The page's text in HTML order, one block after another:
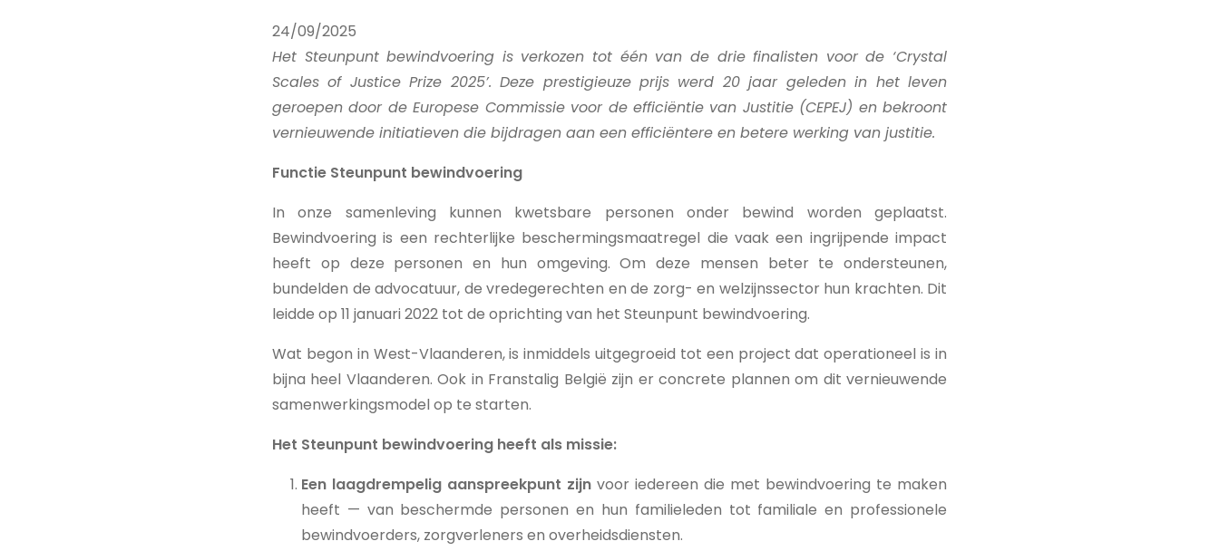
24/09/2025
Het Steunpunt bewindvoering is verkozen tot één van de drie finalisten voor de ‘Crystal
Scales of Justice Prize 2025’. Deze prestigieuze prijs werd 20 jaar geleden in het leven
geroepen door de Europese Commissie voor de efficiëntie van Justitie (CEPEJ) en bekroont
vernieuwende initiatieven die bijdragen aan een efficiëntere en betere werking van justitie.
Functie Steunpunt bewindvoering
In onze samenleving kunnen kwetsbare personen onder bewind worden geplaatst.
Bewindvoering is een rechterlijke beschermingsmaatregel die vaak een ingrijpende impact
heeft op deze personen en hun omgeving. Om deze mensen beter te ondersteunen,
bundelden de advocatuur, de vredegerechten en de zorg- en welzijnssector hun krachten. Dit
leidde op 11 januari 2022 tot de oprichting van het Steunpunt bewindvoering.
Wat begon in West-Vlaanderen, is inmiddels uitgegroeid tot een project dat operationeel is in
bijna heel Vlaanderen. Ook in Franstalig België zijn er concrete plannen om dit vernieuwende
samenwerkingsmodel op te starten.
Het Steunpunt bewindvoering heeft als missie:
Een laagdrempelig aanspreekpunt zijn voor iedereen die met bewindvoering te maken
heeft — van beschermde personen en hun familieleden tot familiale en professionele
bewindvoerders, zorgverleners en overheidsdiensten.